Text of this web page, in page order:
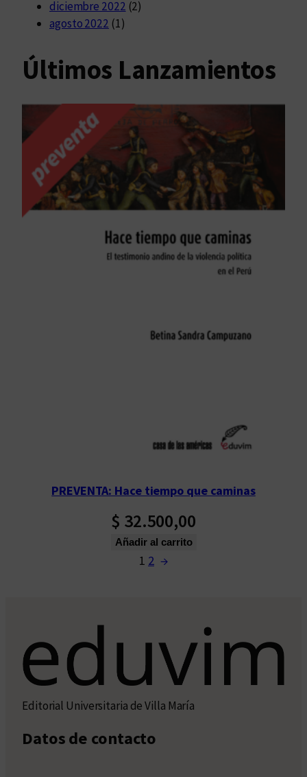
diciembre 2022 (2)
agosto 2022 (1)
Últimos Lanzamientos
PREVENTA: Hace tiempo que caminas
$ 32.500,00
Añadir al carrito
1 2 →
Editorial Universitaria de Villa María
Datos de contacto